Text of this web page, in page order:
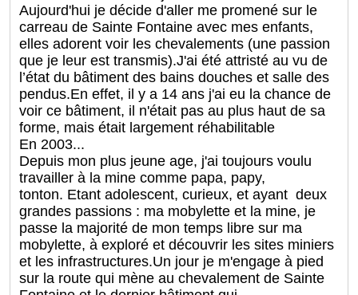
Aujourd'hui je décide d'aller me promené sur le
carreau de Sainte Fontaine avec mes enfants,
elles adorent voir les chevalements (une passion
que je leur est transmis).J'ai été attristé au vu de
l’état du bâtiment des bains douches et salle des
pendus.En effet, il y a 14 ans j'ai eu la chance de
voir ce bâtiment, il n'était pas au plus haut de sa
forme, mais était largement réhabilitable
En 2003...
Depuis mon plus jeune age, j'ai toujours voulu
travailler à la mine comme papa, papy,
tonton. Etant adolescent, curieux, et ayant deux
grandes passions : ma mobylette et la mine, je
passe la majorité de mon temps libre sur ma
mobylette, à exploré et découvrir les sites miniers
et les infrastructures.Un jour je m'engage à pied
sur la route qui mène au chevalement de Sainte